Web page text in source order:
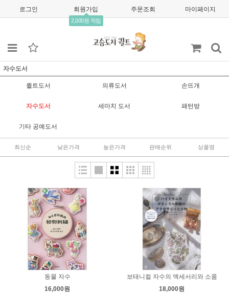
로그인 회원가입
2,000원 적립
주문조회 마이페이지
자수도서
퀼트도서 의류도서 손뜨개
자수도서 세마치 도서 패턴방
기타 공예도서
최신순 낮은가격 높은가격 판매순위 상품명
동물 자수
16,000원
보태니컬 자수의 액세서리와 소품
18,000원